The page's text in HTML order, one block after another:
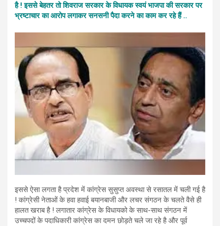
है ! इससे बेहतर तो शिवराज सरकार के विधायक स्वयं भाजपा की सरकार पर
भ्रष्टाचार का आरोप लगाकर सनसनी पैदा करने का काम कर रहे हैं ..
इससे ऐसा लगता है प्रदेश में कांग्रेस सुसुप्त अवस्था से रसातल में चली गई है
! कांग्रेसी नेताओं के हवा हवाई बयानबाजी और लचर संगठन के चलते वैसे ही
हालत खराब है ! लगातार कांग्रेस के विधायको के साथ-साथ संगठन में
उच्चपदों के पदाधिकारी कांग्रेस का दमन छोड़ते चले जा रहे है और पूर्व